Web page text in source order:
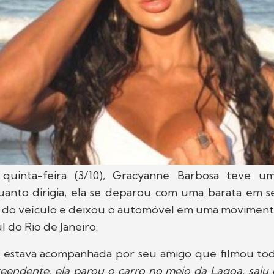
feira (3/10), Gracyanne Barbosa teve
dirigia, ela se deparou com uma barata em
veículo e deixou o automóvel em uma
do Rio de Janeiro.
estava acompanhada por seu amigo que filmou
ela parou o carro no meio da Lagoa, saiu